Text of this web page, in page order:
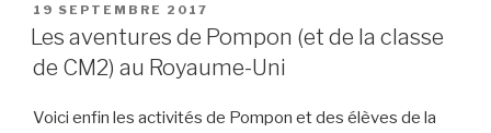
PUBLIÉ
LE
19 SEPTEMBRE 2017
Les aventures de Pompon (et de la classe
de CM2) au Royaume-Uni
Voici enfin les activités de Pompon et des élèves de la